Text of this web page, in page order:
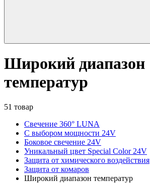
Широкий диапазон
температур
51 товар
Свечение 360° LUNA
С выбором мощности 24V
Боковое свечение 24V
Уникальный цвет Special Color 24V
Защита от химического воздействия
Защита от комаров
Широкий диапазон температур